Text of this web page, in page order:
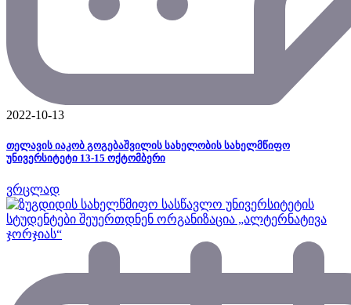
2022-10-13
თელავის იაკობ გოგებაშვილის სახელობის სახელმწიფო
უნივერსიტეტი 13-15 ოქტომბერი
ვრცლად